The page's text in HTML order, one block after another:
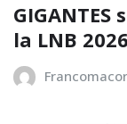
la LNB 2026